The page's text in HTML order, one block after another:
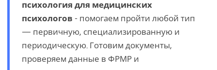
психология для медицинских
психологов - помогаем пройти любой тип
— первичную, специализированную и
периодическую. Готовим документы,
проверяем данные в ФРМР и